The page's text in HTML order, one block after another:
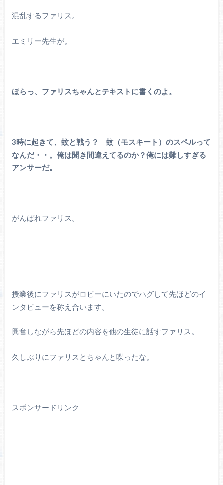
混乱するファリス。
エミリー先生が。
ほらっ、ファリスちゃんとテキストに書くのよ。
3時に起きて、蚊と戦う？ 蚊（モスキート）のスペルって
なんだ・・。俺は聞き間違えてるのか？俺には難しすぎる
アンサーだ。
がんばれファリス。
授業後にファリスがロビーにいたのでハグして先ほどのイ
ンタビューを称え合います。
興奮しながら先ほどの内容を他の生徒に話すファリス。
久しぶりにファリスとちゃんと喋ったな。
スポンサードリンク